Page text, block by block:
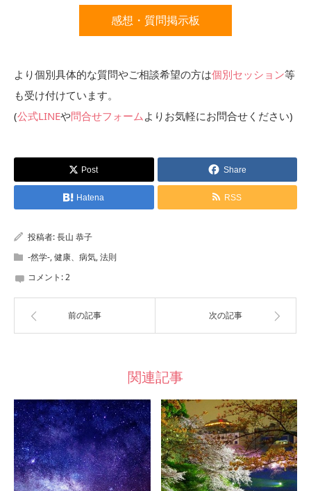
感想・質問掲示板
より個別具体的な質問やご相談希望の方は個別セッション等
も受け付けています。
(公式LINEや問合せフォーム よりお気軽にお問合せください)
Post Share
Hatena RSS
投稿者:長山 恭子
-然学-,健康、病気,法則
コメント:2
前の記事 次の記事
関連記事